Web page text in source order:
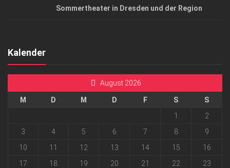
Sommertheater in Dresden und der Region
Kalender
August 2026
M D M D F S
S
1
2
3
4 5 6 7 8
9
10
11 12 13 14 15
16
17
18 19 20 21 22
23